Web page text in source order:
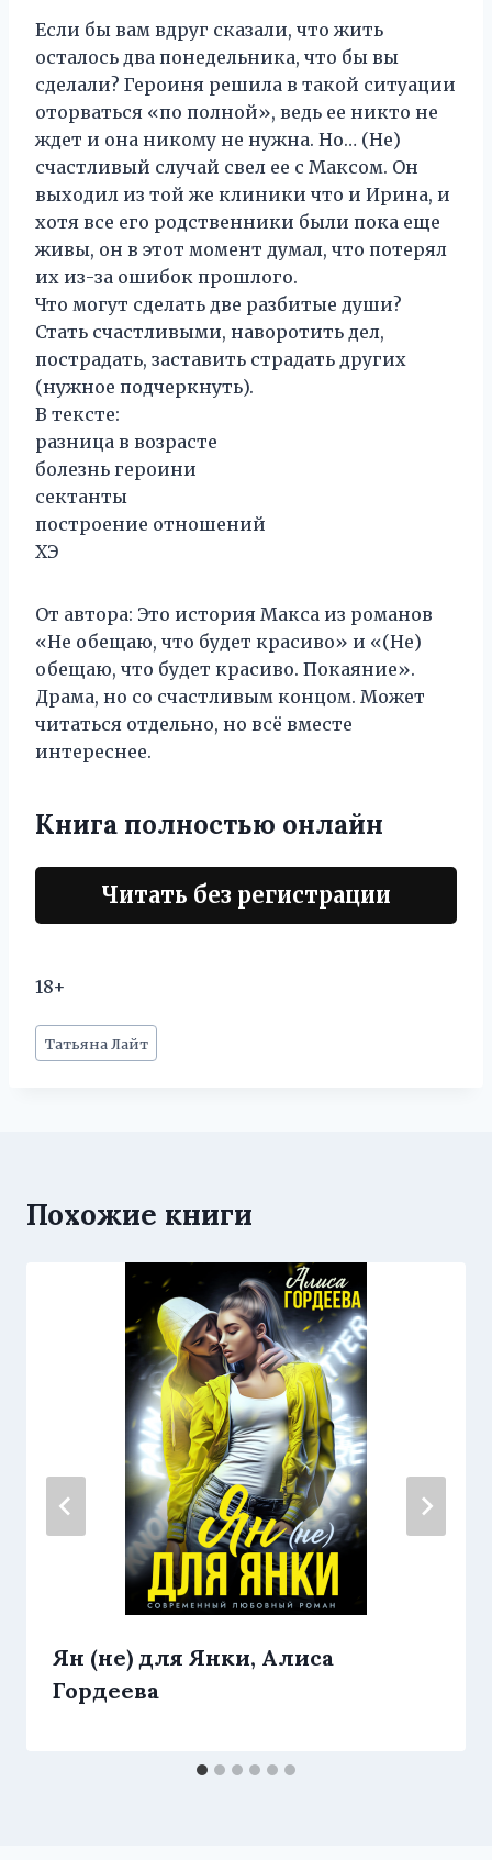
Если бы вам вдруг сказали, что жить
осталось два понедельника, что бы вы
сделали? Героиня решила в такой ситуации
оторваться «по полной», ведь ее никто не
ждет и она никому не нужна. Но… (Не)
счастливый случай свел ее с Максом. Он
выходил из той же клиники что и Ирина, и
хотя все его родственники были пока еще
живы, он в этот момент думал, что потерял
их из-за ошибок прошлого.
Что могут сделать две разбитые души?
Стать счастливыми, наворотить дел,
пострадать, заставить страдать других
(нужное подчеркнуть).
В тексте:
разница в возрасте
болезнь героини
сектанты
построение отношений
ХЭ
От автора: Это история Макса из романов
«Не обещаю, что будет красиво» и «(Не)
обещаю, что будет красиво. Покаяние».
Драма, но со счастливым концом. Может
читаться отдельно, но всё вместе
интереснее.
Книга полностью онлайн
Читать без регистрации
18+
Метки
записи:
Татьяна Лайт
Похожие книги
Ян (не) для Янки, Алиса
Гордеева